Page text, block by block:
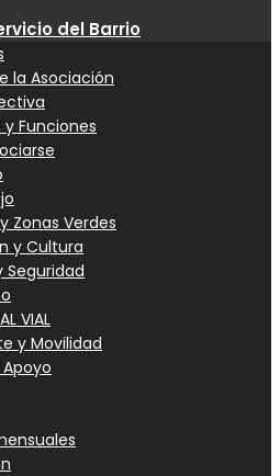
del Barrio
la Asociación
Funciones
Zonas Verdes
y Cultura
Seguridad
VIAL
y Movilidad